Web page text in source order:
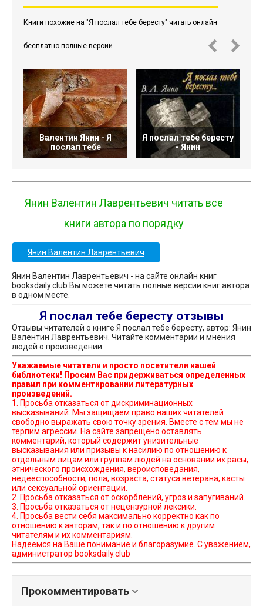
Книги похожие на "Я послал тебе бересту" читать онлайн
бесплатно полные версии.
Валентин Янин - Я
послал тебе
Я послал тебе бересту
- Янин
Янин Валентин Лаврентьевич читать все
книги автора по порядку
Янин Валентин Лаврентьевич
Янин Валентин Лаврентьевич - на сайте онлайн книг
booksdaily.club Вы можете читать полные версии книг автора
в одном месте.
Я послал тебе бересту отзывы
Отзывы читателей о книге Я послал тебе бересту, автор: Янин
Валентин Лаврентьевич. Читайте комментарии и мнения
людей о произведении.
Уважаемые читатели и просто посетители нашей
библиотеки! Просим Вас придерживаться определенных
правил при комментировании литературных
произведений.
1. Просьба отказаться от дискриминационных
высказываний. Мы защищаем право наших читателей
свободно выражать свою точку зрения. Вместе с тем мы не
терпим агрессии. На сайте запрещено оставлять
комментарий, который содержит унизительные
высказывания или призывы к насилию по отношению к
отдельным лицам или группам людей на основании их расы,
этнического происхождения, вероисповедания,
недееспособности, пола, возраста, статуса ветерана, касты
или сексуальной ориентации.
2. Просьба отказаться от оскорблений, угроз и запугиваний.
3. Просьба отказаться от нецензурной лексики.
4. Просьба вести себя максимально корректно как по
отношению к авторам, так и по отношению к другим
читателям и их комментариям.
Надеемся на Ваше понимание и благоразумие. С уважением,
администратор booksdaily.club
Прокомментировать